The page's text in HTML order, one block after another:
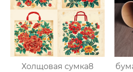
Холщовая сумка8